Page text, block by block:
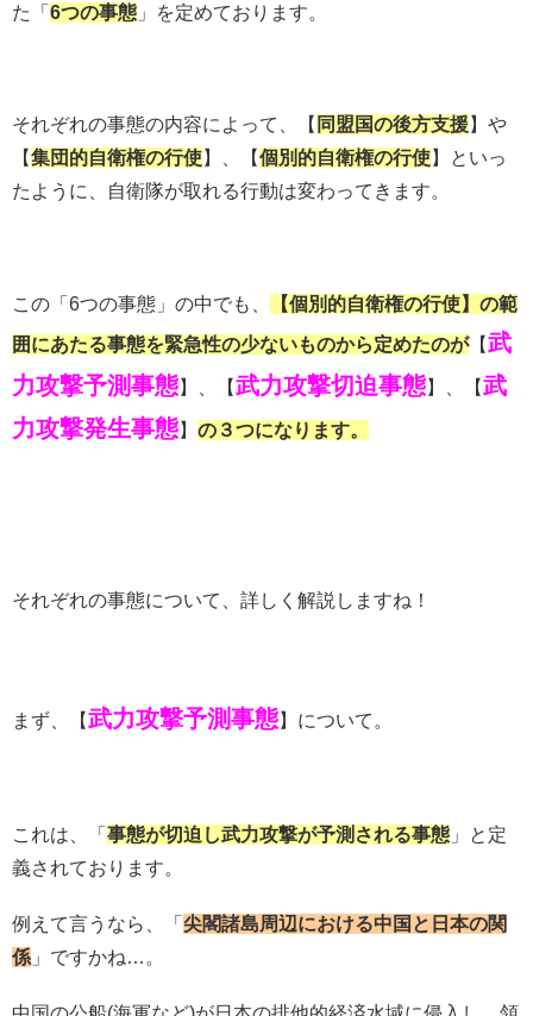
た「 6つの事態 」を定めております。
それぞれの事態の内容によって、【 同盟国の後方支援】や
【集団的自衛権の行使】、【個別的自衛権の行使】といっ
たように、自衛隊が取れる行動は変わってきます。
この「6つの事態」の中でも、
【個別的自衛権の行使】の範
囲にあたる事態を緊急性の少ないものから定めたのが【武
力攻撃予測事態】、【武力攻撃切迫事態】、【武
力攻撃発生事態】 の３つになります。
それぞれの事態について、詳しく解説しますね！
まず、【武力攻撃予測事態】について。
これは、「 事態が切迫し武力攻撃が予測される事態 」と定
義されております。
例えて言うなら、「 尖閣諸島周辺における中国と日本の関
係 」ですかね…。